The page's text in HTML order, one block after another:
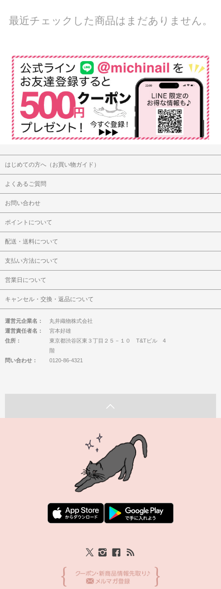
最近チェックした商品はまだありません。
はじめての方へ（お買い物ガイド）
よくあるご質問
お問い合わせ
ポイントについて
配送・送料について
支払い方法について
営業日について
キャンセル・交換・返品について
運営元企業名：
丸井織物株式会社
運営責任者名：
宮本好雄
住所：
東京都渋谷区東３丁目２５－１０ T&Tビル 4
階
問い合わせ：
0120-86-4321